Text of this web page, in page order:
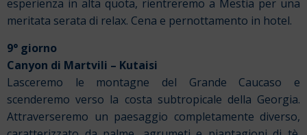
esperienza in alta quota, rientreremo a Mestia per una
meritata serata di relax. Cena e pernottamento in hotel.
9° giorno
Canyon di Martvili – Kutaisi
Lasceremo le montagne del Grande Caucaso e
scenderemo verso la costa subtropicale della Georgia.
Attraverseremo un paesaggio completamente diverso,